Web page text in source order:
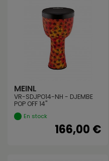
MEINL
VR-SDJPO14-NH - DJEMBE
POP OFF 14"
En stock
166,00 €